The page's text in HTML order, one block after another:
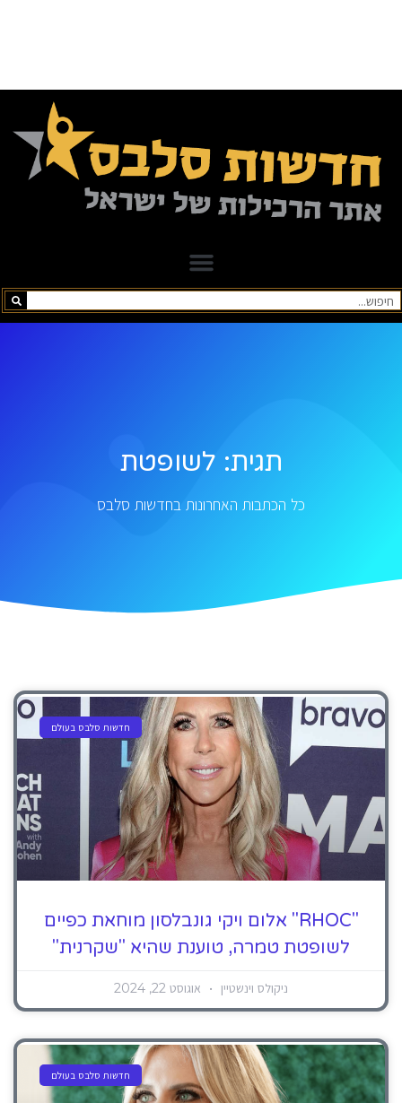
תגית: לשופטת
כל הכתבות האחרונות בחדשות סלבס
חדשות סלבס בעולם
"RHOC" אלום ויקי גונבלסון מוחאת כפיים
לשופטת טמרה, טוענת שהיא "שקרנית"
ניקולס וינשטיין אוגוסט 22, 2024
חדשות סלבס בעולם